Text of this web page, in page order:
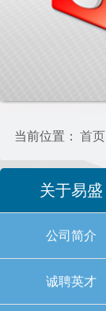
当前位置： 首页
关于易盛
公司简介
诚聘英才